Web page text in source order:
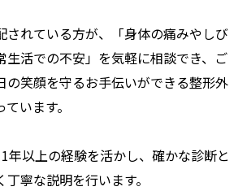
されている方が、「身体の痛みやしび
生活での不安」を気軽に相談でき、ご
の笑顔を守るお手伝いができる整形外
います。
年以上の経験を活かし、確かな診断と
寧な説明を行います。